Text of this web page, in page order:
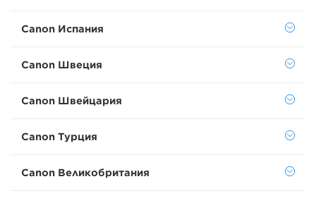
Canon Испания
Canon Швеция
Canon Швейцария
Canon Турция
Canon Великобритания